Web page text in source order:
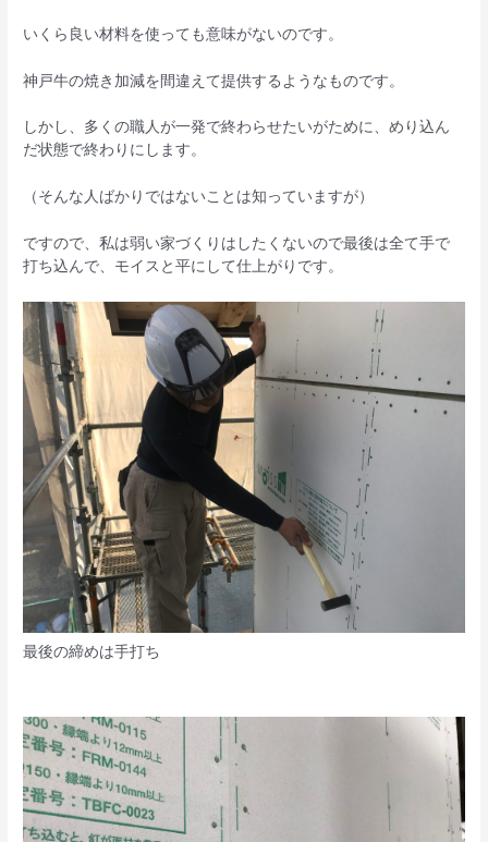
いくら良い材料を使っても意味がないのです。
神戸牛の焼き加減を間違えて提供するようなものです。
しかし、多くの職人が一発で終わらせたいがために、めり込ん
だ状態で終わりにします。
（そんな人ばかりではないことは知っていますが）
ですので、私は弱い家づくりはしたくないので最後は全て手で
打ち込んで、モイスと平にして仕上がりです。
最後の締めは手打ち